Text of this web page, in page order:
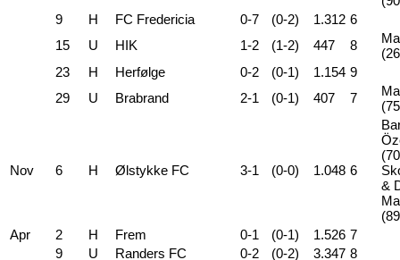
9
H FC Fredericia 0-7 (0-2) 1.312 6
15
U HIK 1-2 (1-2) 447 8
23
H Herfølge 0-2 (0-1) 1.154 9
29
U Brabrand 2-1 (0-1) 407 7
Nov 6 H Ølstykke FC 3-1 (0-0) 1.048 6
&
Apr
2 H Frem 0-1 (0-1) 1.526 7
9
U Randers FC 0-2 (0-2) 3.347 8